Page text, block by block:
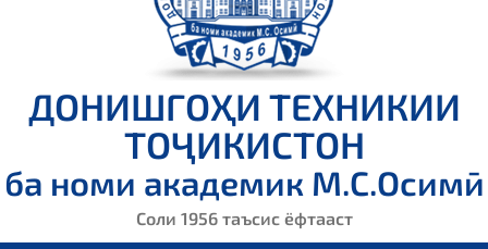
ДОНИШГОҲИ ТЕХНИКИИ
ТОҶИКИСТОН
ба номи академик М.С.Осимӣ
Соли 1956 таъсис ёфтааст